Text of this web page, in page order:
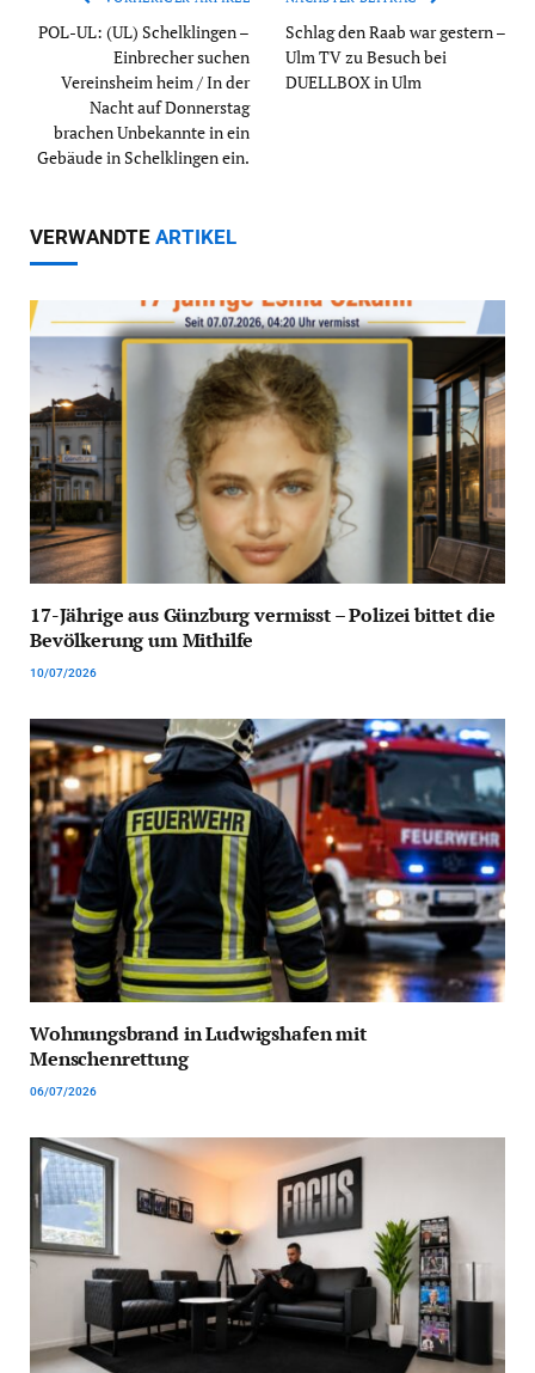
POL-UL: (UL) Schelklingen –
Einbrecher suchen
Vereinsheim heim / In der
Nacht auf Donnerstag
brachen Unbekannte in ein
Gebäude in Schelklingen ein.
Schlag den Raab war gestern –
Ulm TV zu Besuch bei
DUELLBOX in Ulm
VERWANDTE ARTIKEL
17-Jährige aus Günzburg vermisst – Polizei bittet die
Bevölkerung um Mithilfe
10/07/2026
Wohnungsbrand in Ludwigshafen mit
Menschenrettung
06/07/2026